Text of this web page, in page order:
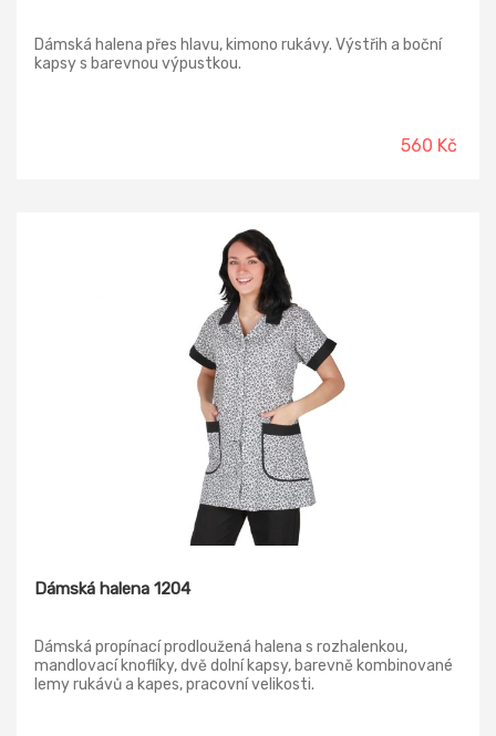
Dámská halena přes hlavu, kimono rukávy. Výstřih a boční
kapsy s barevnou výpustkou.
560 Kč
Dámská halena 1204
Dámská propínací prodloužená halena s rozhalenkou,
mandlovací knoflíky, dvě dolní kapsy, barevně kombinované
lemy rukávů a kapes, pracovní velikosti.